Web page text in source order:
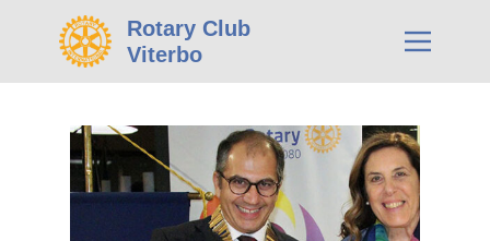
Rotary Club
Viterbo